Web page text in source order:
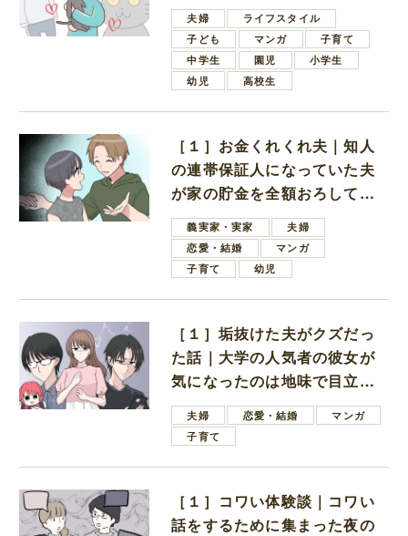
夫婦
ライフスタイル
子ども
マンガ
子育て
中学生
園児
小学生
幼児
高校生
［１］お金くれくれ夫｜知人
の連帯保証人になっていた夫
が家の貯金を全額おろしてほ
しいと言ってきた
義実家・実家
夫婦
恋愛・結婚
マンガ
子育て
幼児
［１］垢抜けた夫がクズだっ
た話｜大学の人気者の彼女が
気になったのは地味で目立た
ない男子学生
夫婦 恋愛・結婚
マンガ
子育て
［１］コワい体験談｜コワい
話をするために集まった夜の